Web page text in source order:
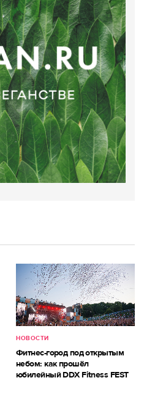
НОВОСТИ
Фитнес-город под открытым
небом: как прошёл
юбилейный DDX Fitness FEST